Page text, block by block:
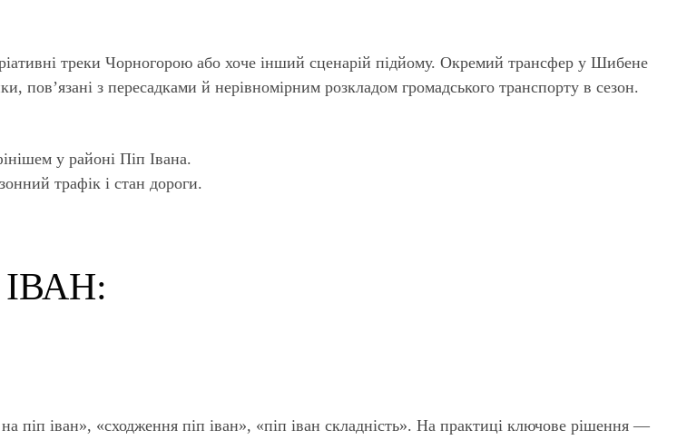
треки Чорногорою або хоче інший сценарій підйому. Окремий трансфер у Шибене
пов’язані з пересадками й нерівномірним розкладом громадського транспорту в сезон.
у районі Піп Івана.
трафік і стан дороги.
піп іван», «сходження піп іван», «піп іван складність». На практиці ключове рішення —